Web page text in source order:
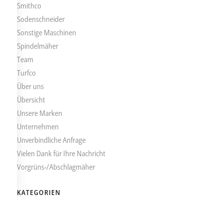
Smithco
Sodenschneider
Sonstige Maschinen
Spindelmäher
Team
Turfco
Über uns
Übersicht
Unsere Marken
Unternehmen
Unverbindliche Anfrage
Vielen Dank für Ihre Nachricht
Vorgrüns-/Abschlagmäher
KATEGORIEN